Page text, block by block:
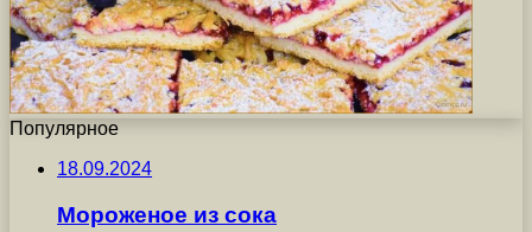
Популярное
18.09.2024
Мороженое из сока